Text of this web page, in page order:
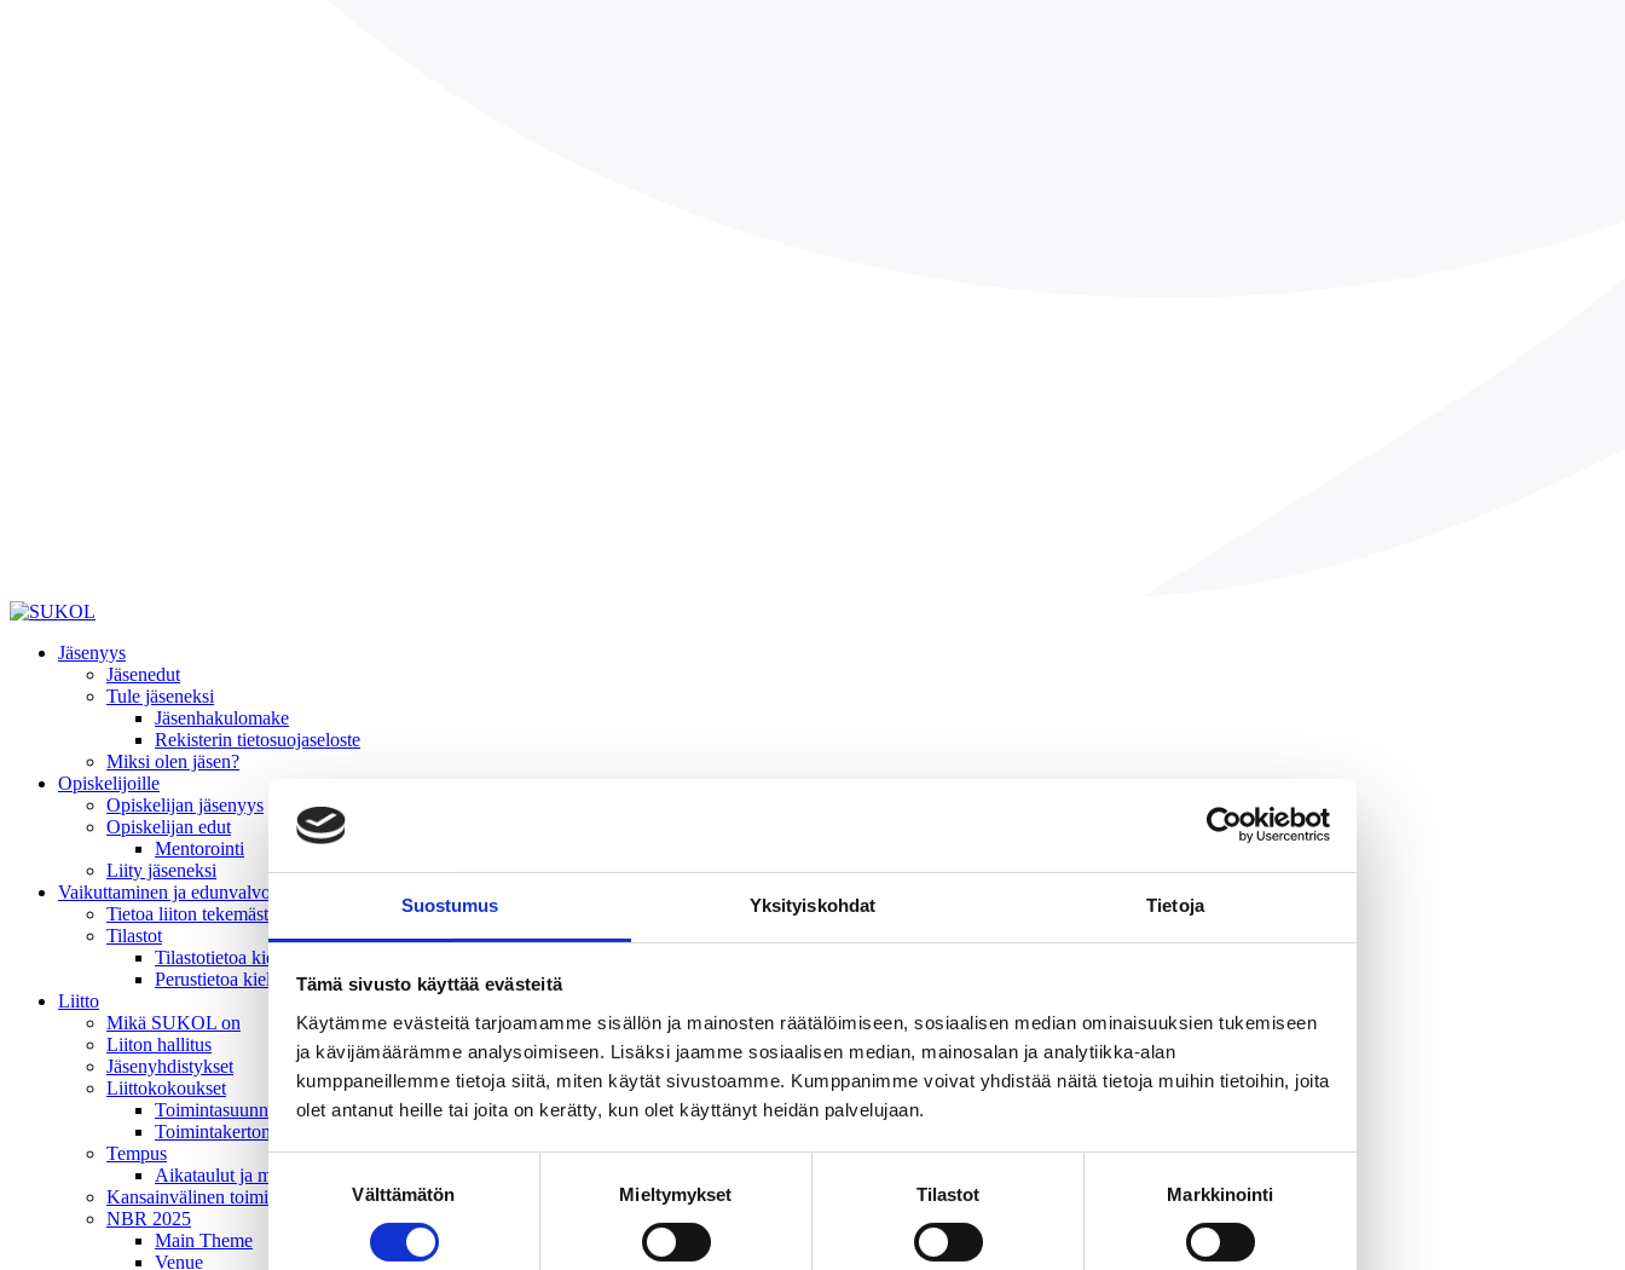
Suostumus Yksityiskohdat Tietoja
Tämä sivusto käyttää evästeitä
Käytämme evästeitä tarjoamamme sisällön ja mainosten räätälöimiseen, sosiaalisen median ominaisuuksien tukemiseen
ja kävijämäärämme analysoimiseen. Lisäksi jaamme sosiaalisen median, mainosalan ja analytiikka-alan
kumppaneillemme tietoja siitä, miten käytät sivustoamme. Kumppanimme voivat yhdistää näitä tietoja muihin tietoihin, joita
olet antanut heille tai joita on kerätty, kun olet käyttänyt heidän palvelujaan.
Välttämätön Mieltymykset Tilastot Markkinointi
Jäsenyys
Jäsenedut
Tule jäseneksi
Jäsenhakulomake
Rekisterin tietosuojaseloste
Miksi olen jäsen?
Opiskelijoille
Opiskelijan jäsenyys
Opiskelijan edut
Mentorointi
Liity jäseneksi
Vaikuttaminen ja edunvalvonta
Tietoa liiton tekemästä vaikuttamistyöstä
Tilastot
Tilastotietoa kielivalinnoista
Perustietoa kielivalinnoista
Liitto
Mikä SUKOL on
Liiton hallitus
Jäsenyhdistykset
Liittokokoukset
Toimintasuunnitelma
Toimintakertomus
Tempus
Aikataulut ja mediatiedot
Kansainvälinen toiminta
NBR 2025
Main Theme
Venue